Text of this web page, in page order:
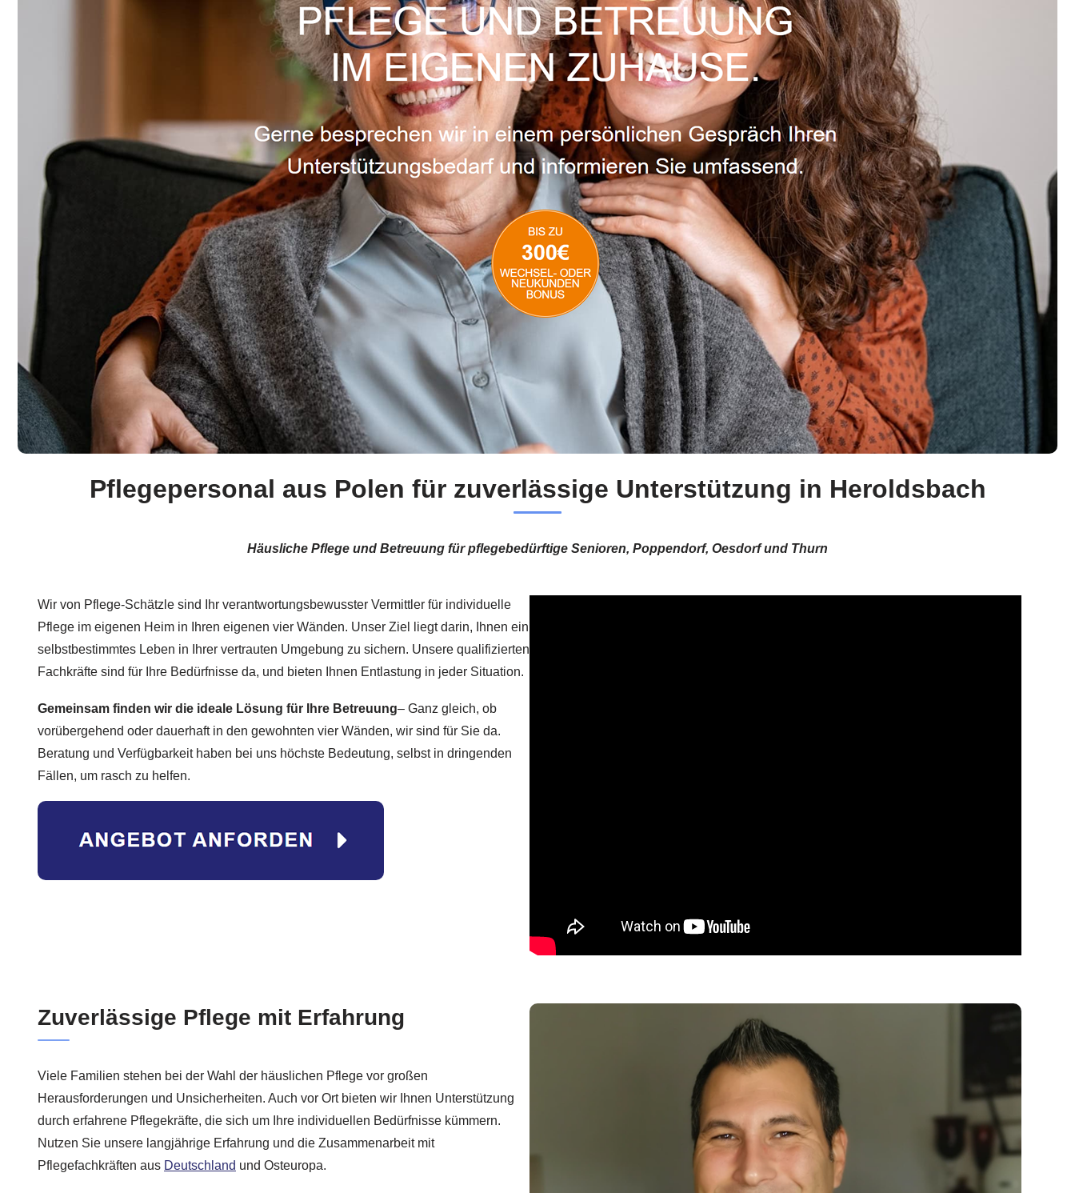
Pflegepersonal aus Polen für zuverlässige Unterstützung in Heroldsbach
Häusliche Pflege und Betreuung für pflegebedürftige Senioren, Poppendorf, Oesdorf und Thurn
Wir von Pflege-Schätzle sind Ihr verantwortungsbewusster Vermittler für individuelle
Pflege im eigenen Heim in Ihren eigenen vier Wänden. Unser Ziel liegt darin, Ihnen ein
selbstbestimmtes Leben in Ihrer vertrauten Umgebung zu sichern. Unsere qualifizierten
Fachkräfte sind für Ihre Bedürfnisse da, und bieten Ihnen Entlastung in jeder Situation.
Gemeinsam finden wir die ideale Lösung für Ihre Betreuung– Ganz gleich, ob
vorübergehend oder dauerhaft in den gewohnten vier Wänden, wir sind für Sie da.
Beratung und Verfügbarkeit haben bei uns höchste Bedeutung, selbst in dringenden
Fällen, um rasch zu helfen.
Zuverlässige Pflege mit Erfahrung
Viele Familien stehen bei der Wahl der häuslichen Pflege vor großen
Herausforderungen und Unsicherheiten. Auch vor Ort bieten wir Ihnen Unterstützung
durch erfahrene Pflegekräfte, die sich um Ihre individuellen Bedürfnisse kümmern.
Nutzen Sie unsere langjährige Erfahrung und die Zusammenarbeit mit
Pflegefachkräften aus Deutschland und Osteuropa.